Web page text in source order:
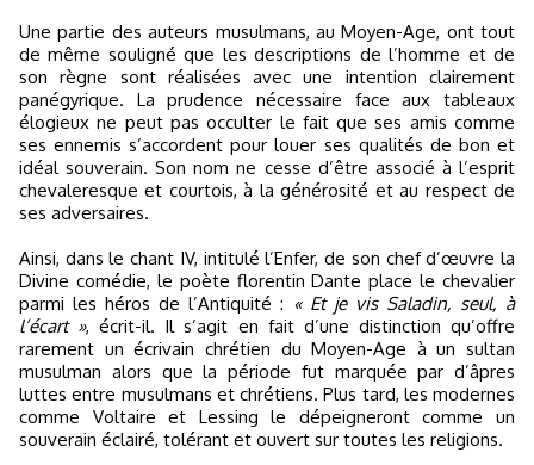
Une partie des auteurs musulmans, au Moyen-Age, ont tout
de même souligné que les descriptions de l’homme et de
son règne sont réalisées avec une intention clairement
panégyrique. La prudence nécessaire face aux tableaux
élogieux ne peut pas occulter le fait que ses amis comme
ses ennemis s’accordent pour louer ses qualités de bon et
idéal souverain. Son nom ne cesse d’être associé à l’esprit
chevaleresque et courtois, à la générosité et au respect de
ses adversaires.
Ainsi, dans le chant IV, intitulé l’Enfer, de son chef d’œuvre la
Divine comédie, le poète florentin Dante place le chevalier
parmi les héros de l’Antiquité : « Et je vis Saladin, seul, à
l’écart », écrit-il. Il s’agit en fait d’une distinction qu’offre
rarement un écrivain chrétien du Moyen-Age à un sultan
musulman alors que la période fut marquée par d’âpres
luttes entre musulmans et chrétiens. Plus tard, les modernes
comme Voltaire et Lessing le dépeigneront comme un
souverain éclairé, tolérant et ouvert sur toutes les religions.